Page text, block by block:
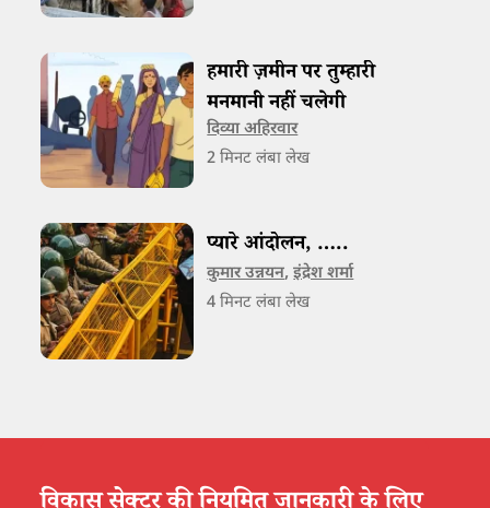
हमारी ज़मीन पर तुम्हारी
मनमानी नहीं चलेगी
दिव्या अहिरवार
2 मिनट लंबा लेख
प्यारे आंदोलन, …..
कुमार उन्नयन,इंद्रेश शर्मा
4 मिनट लंबा लेख